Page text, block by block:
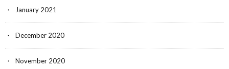
January 2021
December 2020
November 2020